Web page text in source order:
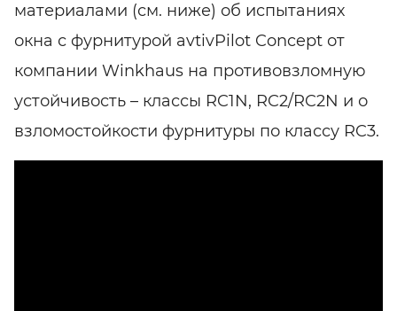
материалами (см. ниже) об испытаниях
окна с фурнитурой avtivPilot Concept от
компании Winkhaus на противовзломную
устойчивость – классы RC1N, RC2/RC2N и о
взломостойкости фурнитуры по классу RC3.